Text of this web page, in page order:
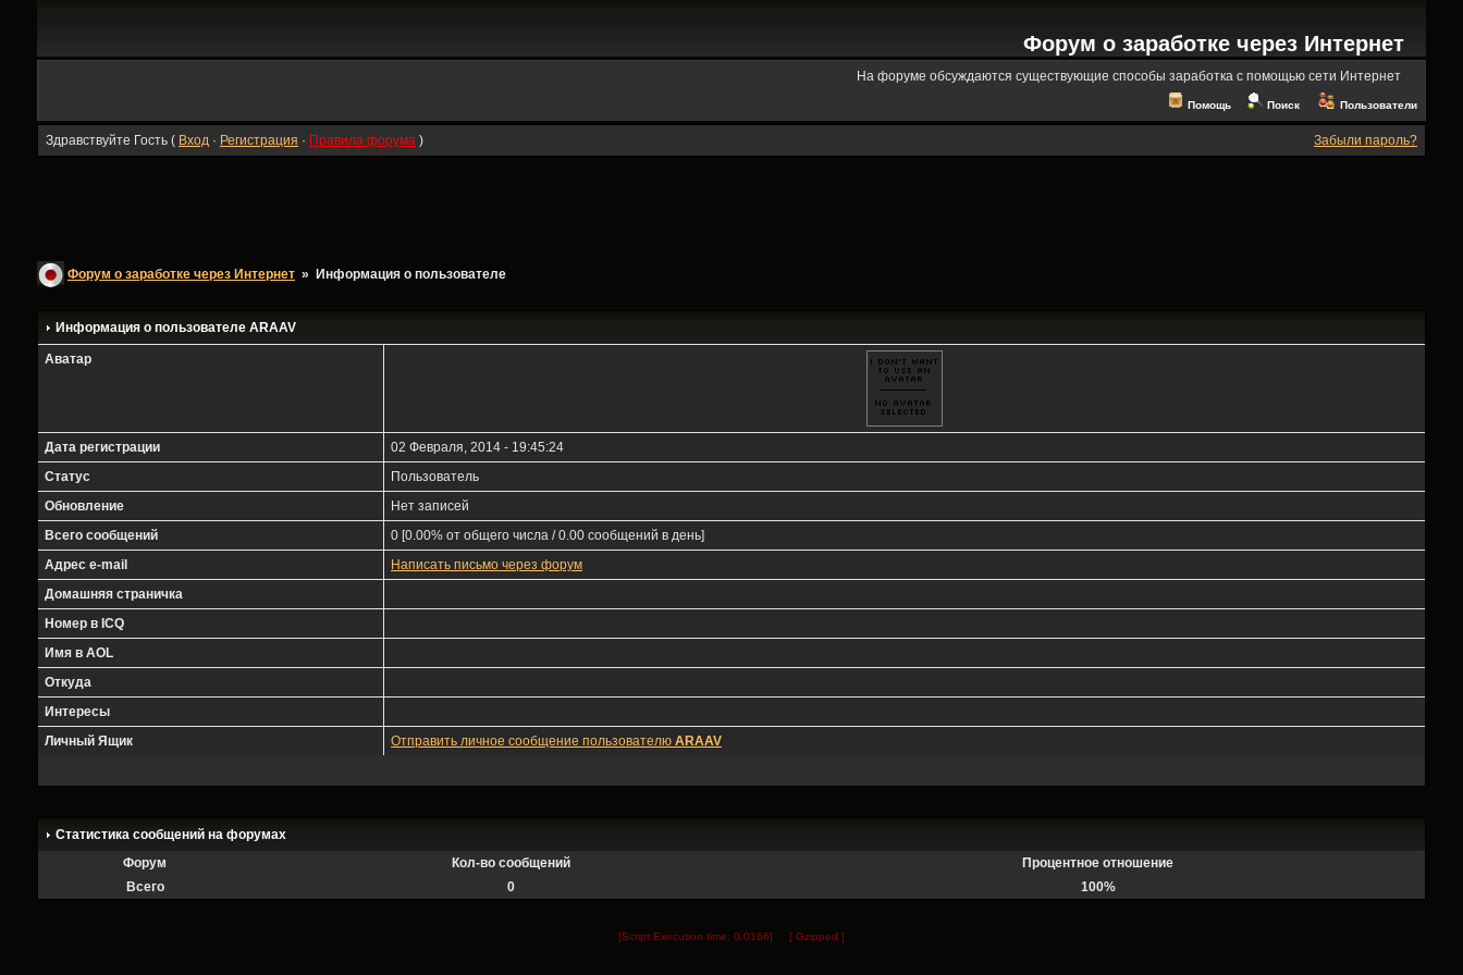
Форум о заработке через Интернет
На форуме обсуждаются существующие способы заработка с помощью сети Интернет
Помощь Поиск Пользователи
Здравствуйте Гость ( Вход · Регистрация · Правила форума ) Забыли пароль?
Форум о заработке через Интернет » Информация о пользователе
Информация о пользователе ARAAV
Аватар
Дата регистрации
02 Февраля, 2014 - 19:45:24
Статус
Пользователь
Обновление
Нет записей
Всего сообщений
0 [0.00% от общего числа / 0.00 сообщений в день]
Адрес e-mail
Написать письмо через форум
Домашняя страничка
Номер в ICQ
Имя в AOL
Откуда
Интересы
Личный Ящик
Отправить личное сообщение пользователю ARAAV
Статистика сообщений на форумах
Форум
Кол-во сообщений
Процентное отношение
Всего
0 100%
[Script Execution time: 0.0166] [ Gzipped ]